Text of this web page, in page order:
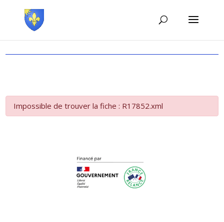
Impossible de trouver la fiche : R17852.xml